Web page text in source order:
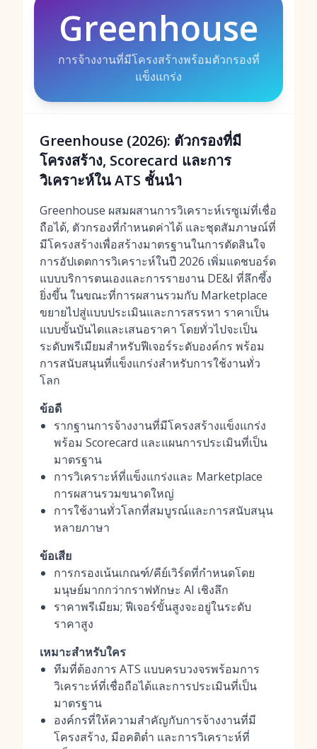
Greenhouse
การจ้างงานที่มีโครงสร้างพร้อมตัวกรองที่
แข็งแกร่ง
Greenhouse (2026): ตัวกรองที่มี
โครงสร้าง, Scorecard และการ
วิเคราะห์ใน ATS ชั้นนำ
Greenhouse ผสมผสานการวิเคราะห์เรซูเม่ที่เชื่อ
ถือได้, ตัวกรองที่กำหนดค่าได้ และชุดสัมภาษณ์ที่
มีโครงสร้างเพื่อสร้างมาตรฐานในการตัดสินใจ
การอัปเดตการวิเคราะห์ในปี 2026 เพิ่มแดชบอร์ด
แบบบริการตนเองและการรายงาน DE&I ที่ลึกซึ้ง
ยิ่งขึ้น ในขณะที่การผสานรวมกับ Marketplace
ขยายไปสู่แบบประเมินและการสรรหา ราคาเป็น
แบบขั้นบันไดและเสนอราคา โดยทั่วไปจะเป็น
ระดับพรีเมียมสำหรับฟีเจอร์ระดับองค์กร พร้อม
การสนับสนุนที่แข็งแกร่งสำหรับการใช้งานทั่ว
โลก
ข้อดี
รากฐานการจ้างงานที่มีโครงสร้างแข็งแกร่ง
พร้อม Scorecard และแผนการประเมินที่เป็น
มาตรฐาน
การวิเคราะห์ที่แข็งแกร่งและ Marketplace
การผสานรวมขนาดใหญ่
การใช้งานทั่วโลกที่สมบูรณ์และการสนับสนุน
หลายภาษา
ข้อเสีย
การกรองเน้นเกณฑ์/คีย์เวิร์ดที่กำหนดโดย
มนุษย์มากกว่ากราฟทักษะ AI เชิงลึก
ราคาพรีเมียม; ฟีเจอร์ขั้นสูงจะอยู่ในระดับ
ราคาสูง
เหมาะสำหรับใคร
ทีมที่ต้องการ ATS แบบครบวงจรพร้อมการ
วิเคราะห์ที่เชื่อถือได้และการประเมินที่เป็น
มาตรฐาน
องค์กรที่ให้ความสำคัญกับการจ้างงานที่มี
โครงสร้าง, มีอคติต่ำ และการวิเคราะห์ที่